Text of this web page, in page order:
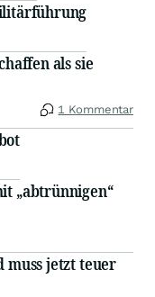
als sie
1 Kommentar
„abtrünnigen“
muss jetzt teuer